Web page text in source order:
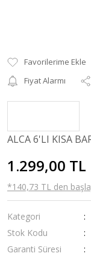
Fiyat Alarmı
ALCA 6'LI KISA
1.299,00 TL
*140,73 TL den
Kategori
Stok Kodu
Garanti Süresi